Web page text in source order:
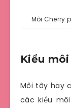
Môi Cherry
Kiểu
Môi tây hay
các kiểu